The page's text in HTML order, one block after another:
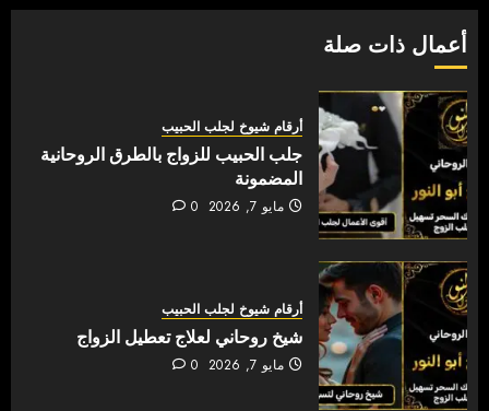
أعمال ذات صلة
أرقام شيوخ لجلب الحبيب
جلب الحبيب للزواج بالطرق الروحانية
المضمونة
مايو 7, 2026 0
أرقام شيوخ لجلب الحبيب
شيخ روحاني لعلاج تعطيل الزواج
مايو 7, 2026 0